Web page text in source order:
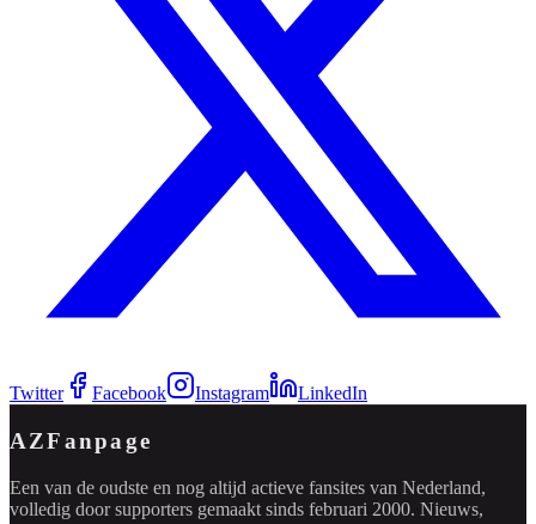
Twitter Facebook Instagram LinkedIn
AZFanpage
Een van de oudste en nog altijd actieve fansites van Nederland,
volledig door supporters gemaakt sinds februari 2000. Nieuws,